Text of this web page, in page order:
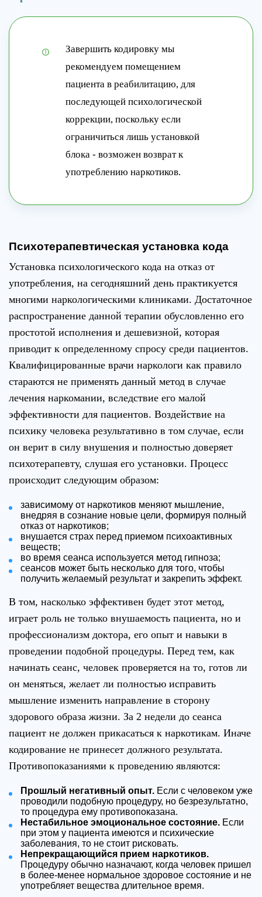
Завершить кодировку мы
рекомендуем помещением
пациента в реабилитацию, для
последующей психологической
коррекции, поскольку если
ограничиться лишь установкой
блока - возможен возврат к
употреблению наркотиков.
Психотерапевтическая установка кода
Установка психологического кода на отказ от
употребления, на сегодняшний день практикуется
многими наркологическими клиниками. Достаточное
распространение данной терапии обусловленно его
простотой исполнения и дешевизной, которая
приводит к определенному спросу среди пациентов.
Квалифицированные врачи наркологи как правило
стараются не применять данный метод в случае
лечения наркомании, вследствие его малой
эффективности для пациентов. Воздействие на
психику человека результативно в том случае, если
он верит в силу внушения и полностью доверяет
психотерапевту, слушая его установки. Процесс
происходит следующим образом:
зависимому от наркотиков меняют мышление,
внедряя в сознание новые цели, формируя полный
отказ от наркотиков;
внушается страх перед приемом психоактивных
веществ;
во время сеанса используется метод гипноза;
сеансов может быть несколько для того, чтобы
получить желаемый результат и закрепить эффект.
В том, насколько эффективен будет этот метод,
играет роль не только внушаемость пациента, но и
профессионализм доктора, его опыт и навыки в
проведении подобной процедуры. Перед тем, как
начинать сеанс, человек проверяется на то, готов ли
он меняться, желает ли полностью исправить
мышление изменить направление в сторону
здорового образа жизни. За 2 недели до сеанса
пациент не должен прикасаться к наркотикам. Иначе
кодирование не принесет должного результата.
Противопоказаниями к проведению являются:
Прошлый негативный опыт. Если с человеком уже
проводили подобную процедуру, но безрезультатно,
то процедура ему противопоказана.
Нестабильное эмоциональное состояние. Если
при этом у пациента имеются и психические
заболевания, то не стоит рисковать.
Непрекращающийся прием наркотиков.
Процедуру обычно назначают, когда человек пришел
в более-менее нормальное здоровое состояние и не
употребляет вещества длительное время.